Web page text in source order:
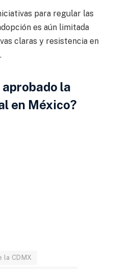
para regular las
es aún limitada
claras y resistencia en
aprobado la
en México?
la CDMX